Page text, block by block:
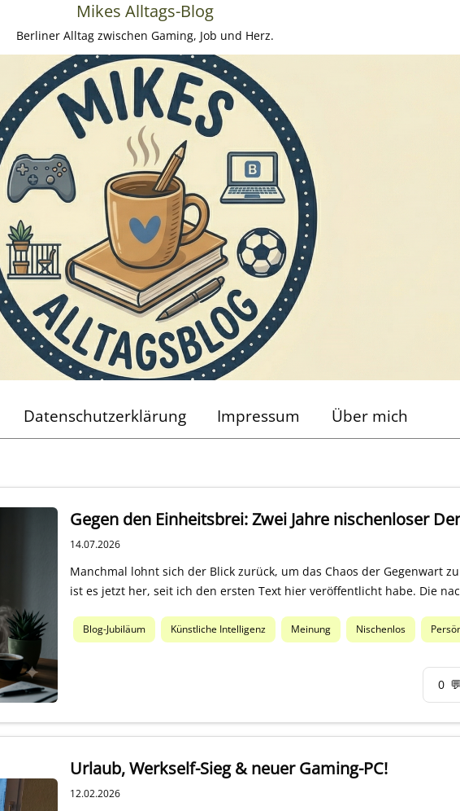
Mikes Alltags-Blog
Berliner Alltag zwischen Gaming, Job und Herz.
Datenschutzerklärung Impressum Über mich
Gegen den Einheitsbrei: Zwei Jahre nischenloser
14.07.2026
Manchmal lohnt sich der Blick zurück, um das Chaos der Gegenwart
ist es jetzt her, seit ich den ersten Text hier veröffentlicht habe. Die
Blog-Jubiläum Künstliche Intelligenz Meinung Nischenlos
0 💬
Urlaub, Werkself-Sieg & neuer Gaming-PC!
12.02.2026